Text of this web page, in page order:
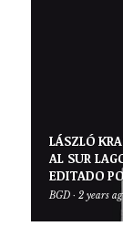
LÁSZLÓ
AL SUR
EDITADO
BGD · 2 years